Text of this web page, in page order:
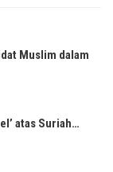
Muslim dalam
atas Suriah…